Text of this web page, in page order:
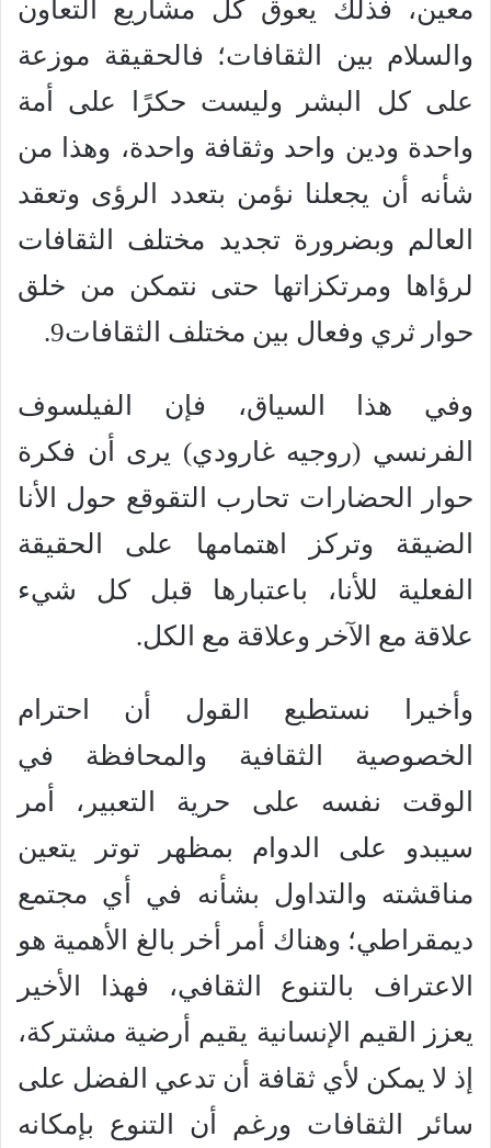
معين، فذلك يعوق كل مشاريع التعاون
والسلام بين الثقافات؛ فالحقيقة موزعة
على كل البشر وليست حكرًا على أمة
واحدة ودين واحد وثقافة واحدة، وهذا من
شأنه أن يجعلنا نؤمن بتعدد الرؤى وتعقد
العالم وبضرورة تجديد مختلف الثقافات
لرؤاها ومرتكزاتها حتى نتمكن من خلق
حوار ثري وفعال بين مختلف الثقافات9.
وفي هذا السياق، فإن الفيلسوف
الفرنسي (روجيه غارودي) يرى أن فكرة
حوار الحضارات تحارب التقوقع حول الأنا
الضيقة وتركز اهتمامها على الحقيقة
الفعلية للأنا، باعتبارها قبل كل شيء
علاقة مع الآخر وعلاقة مع الكل.
وأخيرا نستطيع القول أن احترام
الخصوصية الثقافية والمحافظة في
الوقت نفسه على حرية التعبير، أمر
سيبدو على الدوام بمظهر توتر يتعين
مناقشته والتداول بشأنه في أي مجتمع
ديمقراطي؛ وهناك أمر أخر بالغ الأهمية هو
الاعتراف بالتنوع الثقافي، فهذا الأخير
يعزز القيم الإنسانية يقيم أرضية مشتركة،
إذ لا يمكن لأي ثقافة أن تدعي الفضل على
سائر الثقافات ورغم أن التنوع بإمكانه